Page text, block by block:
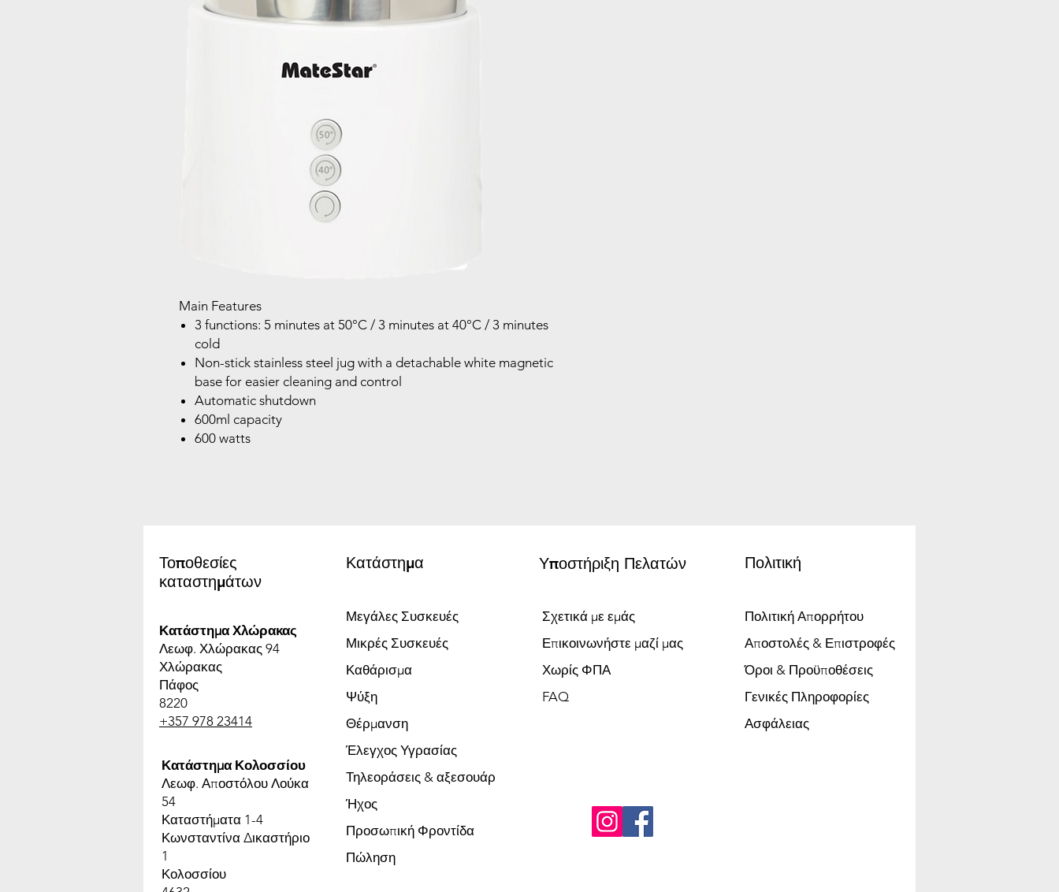
Main Features
3 functions: 5 minutes at 50°C / 3 minutes at 40°C / 3 minutes
cold
Non-stick stainless steel jug with a detachable white magnetic
base for easier cleaning and control
Automatic shutdown
600ml capacity
600 watts
Τοποθεσίες
καταστημάτων
Κατάστημα Χλώρακας
Λεωφ. Χλώρακας 94
Χλώρακας
Πάφος
8220
+357 978 23414
Κατάστημα Κολοσσίου
Λεωφ. Αποστόλου Λούκα
54
Καταστήματα 1-4
Κωνσταντίνα Δικαστήριο
1
Κολοσσίου
Κατάστημα
Μεγάλες Συσκευές
Μικρές Συσκευές
Καθάρισμα
Ψύξη
Θέρμανση
Έλεγχος Υγρασίας
Τηλεοράσεις & αξεσουάρ
Ήχος
Προσωπική Φροντίδα
Πώληση
Υποστήριξη Πελατών
Σχετικά με εμάς
Επικοινωνήστε μαζί μας
Χωρίς ΦΠΑ
FAQ
Πολιτική
Πολιτική Απορρήτου
Αποστολές & Επιστροφές
Όροι & Προϋποθέσεις
Γενικές Πληροφορίες
Ασφάλειας